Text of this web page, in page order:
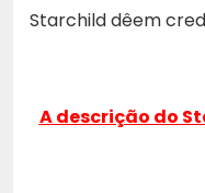
Starchild dêem
A descrição do